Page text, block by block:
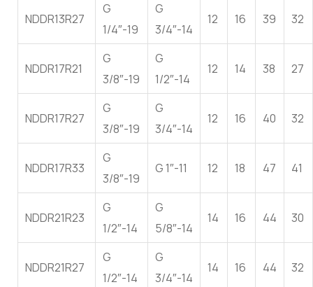
NDDR13R27
G
1/4″-19
G
3/4″-14
12 16 39 32
NDDR17R21
G
3/8″-19
G
1/2″-14
12 14 38 27
NDDR17R27
G
3/8″-19
G
3/4″-14
12 16 40 32
NDDR17R33
G
3/8″-19
G 1″-11 12 18 47 41
NDDR21R23
G
1/2″-14
G
5/8″-14
14 16 44 30
NDDR21R27
G
1/2″-14
G
3/4″-14
14 16 44 32